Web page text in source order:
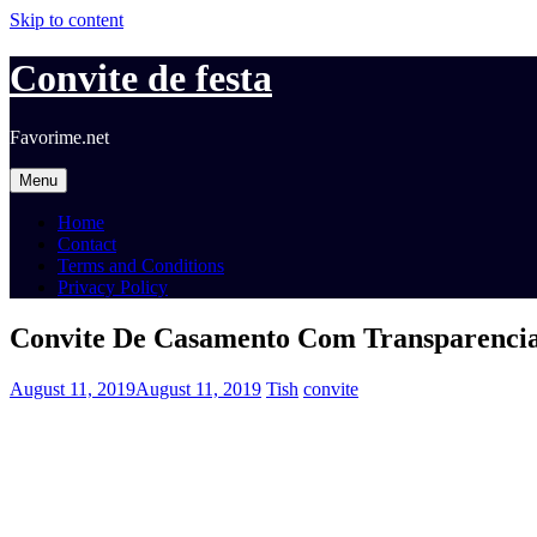
Skip to content
Convite de festa
Favorime.net
Menu
Home
Contact
Terms and Conditions
Privacy Policy
Convite De Casamento Com
August 11, 2019August 11, 2019 Tish convite